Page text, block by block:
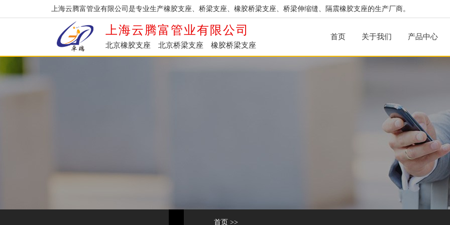
上海云腾富管业有限公司是专业生产橡胶支座、桥梁支座、橡胶桥梁支座、桥梁伸缩缝、隔震橡胶支座的生产厂商。
上海云腾富管业有限公司
北京橡胶支座 北京桥梁支座 橡胶桥梁支座
首页 关于我们 产品中心
首页 >>